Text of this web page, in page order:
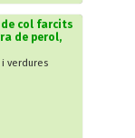
de col farcits
de perol,
i verdures